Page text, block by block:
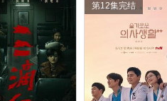
第12集完结